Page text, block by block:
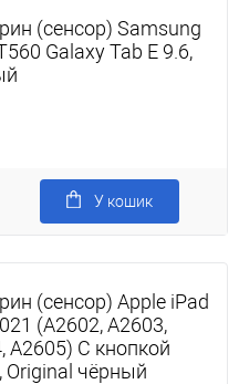
(сенсор) Samsung
Galaxy Tab E 9.6,
У кошик
(сенсор) Apple iPad
(A2602, A2603,
A2605) С кнопкой
Original чёрный